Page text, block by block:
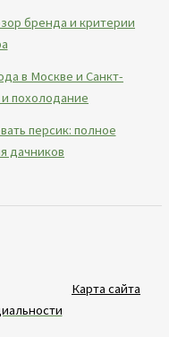
бренда и критерии
в Москве и Санкт-
похолодание
персик: полное
дачников
Карта сайта